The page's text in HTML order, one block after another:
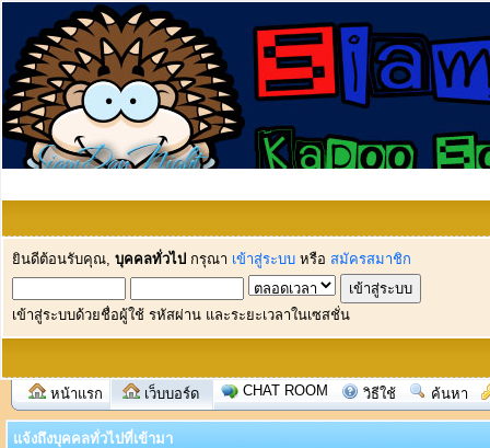
ยินดีต้อนรับคุณ, บุคคลทั่วไป กรุณา เข้าสู่ระบบ หรือ สมัครสมาชิก
เข้าสู่ระบบด้วยชื่อผู้ใช้ รหัสผ่าน และระยะเวลาในเซสชั่น
หน้าแรก เว็บบอร์ด CHAT ROOM วิธีใช้ ค้นหา
แจ้งถึงบุคคลทั่วไปที่เข้ามา